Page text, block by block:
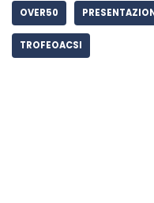
OVER50
TROFEOACSI